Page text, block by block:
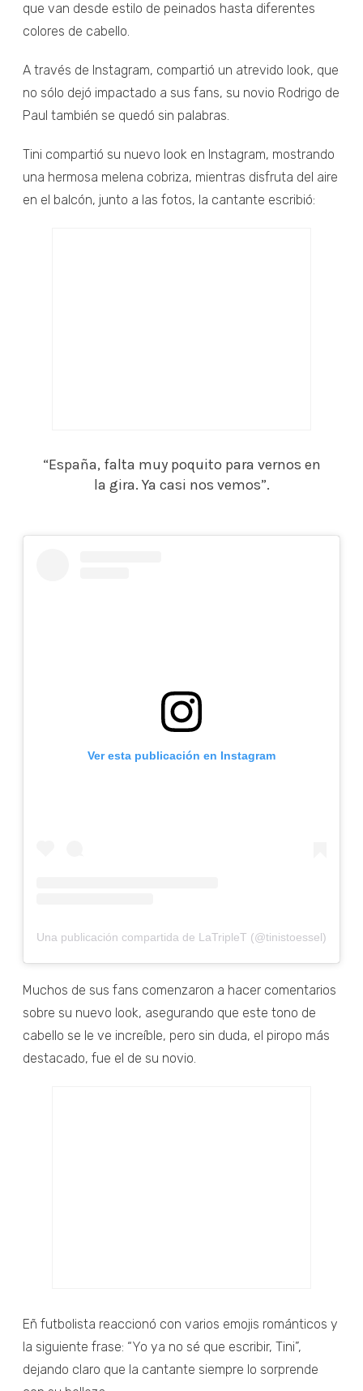
que van desde estilo de peinados hasta diferentes
colores de cabello.
A través de Instagram, compartió un atrevido look, que
no sólo dejó impactado a sus fans, su novio Rodrigo de
Paul también se quedó sin palabras.
Tini compartió su nuevo look en Instagram, mostrando
una hermosa melena cobriza, mientras disfruta del aire
en el balcón, junto a las fotos, la cantante escribió:
“España, falta muy poquito para vernos en
la gira. Ya casi nos vemos”.
Ver esta publicación en Instagram
Una publicación compartida de LaTripleT (@tinistoessel)
Muchos de sus fans comenzaron a hacer comentarios
sobre su nuevo look, asegurando que este tono de
cabello se le ve increíble, pero sin duda, el piropo más
destacado, fue el de su novio.
Eñ futbolista reaccionó con varios emojis románticos y
la siguiente frase: “Yo ya no sé que escribir, Tini”,
dejando claro que la cantante siempre lo sorprende